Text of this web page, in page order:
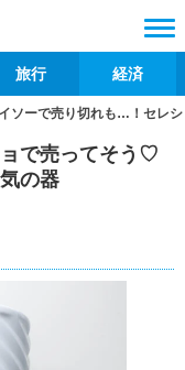
旅行 経済
ソーで売り切れも…！セレ
で売ってそう♡
の器